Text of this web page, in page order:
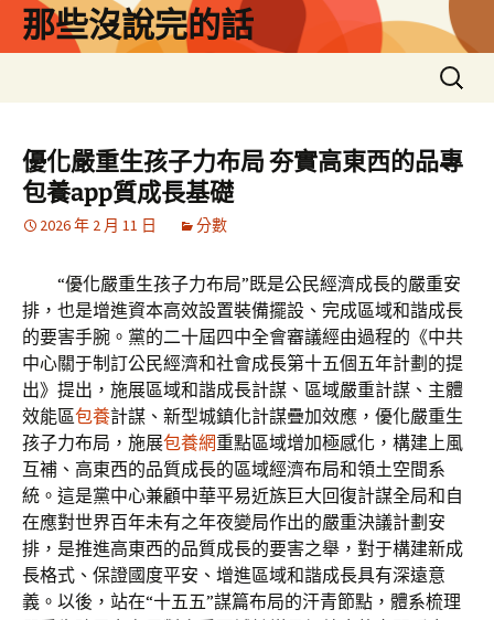
那些沒說完的話
搜
尋
鍵
字:
優化嚴重生孩子力布局 夯實高東西的品專
包養app質成長基礎
2026 年 2 月 11 日 分數
“優化嚴重生孩子力布局”既是公民經濟成長的嚴重安
排，也是增進資本高效設置裝備擺設、完成區域和諧成長
的要害手腕。黨的二十屆四中全會審議經由過程的《中共
中心關于制訂公民經濟和社會成長第十五個五年計劃的提
出》提出，施展區域和諧成長計謀、區域嚴重計謀、主體
效能區包養計謀、新型城鎮化計謀疊加效應，優化嚴重生
孩子力布局，施展包養網重點區域增加極感化，構建上風
互補、高東西的品質成長的區域經濟布局和領土空間系
統。這是黨中心兼顧中華平易近族巨大回復計謀全局和自
在應對世界百年未有之年夜變局作出的嚴重決議計劃安
排，是推進高東西的品質成長的要害之舉，對于構建新成
長格式、保證國度平安、增進區域和諧成長具有深遠意
義。以後，站在“十五五”謀篇布局的汗青節點，體系梳理